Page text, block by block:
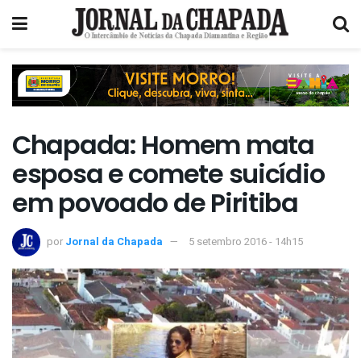
Chapada: Homem mata
esposa e comete suicídio
em povoado de Piritiba
por Jornal da Chapada 5 setembro 2016 - 14h15